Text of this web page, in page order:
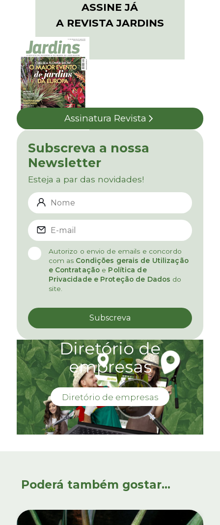
ASSINE JÁ
A REVISTA JARDINS
Assinatura Revista
Subscreva a nossa
Newsletter
Esteja a par das novidades!
Autorizo o envio de emails e concordo
com as Condições gerais de Utilização
e Contratação e Política de
Privacidade e Proteção de Dados do
site.
Diretório de
empresas
Diretório de empresas
Poderá também gostar...